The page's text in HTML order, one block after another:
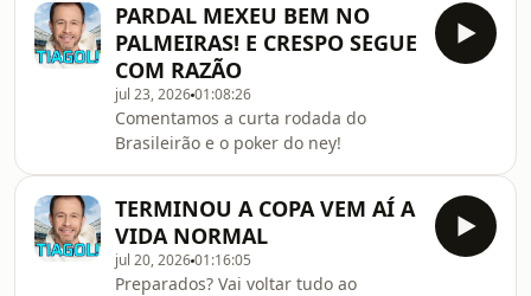
PARDAL MEXEU BEM NO
PALMEIRAS! E CRESPO SEGUE
COM RAZÃO
jul 23, 202601:08:26
Comentamos a curta rodada do
Brasileirão e o poker do ney!
TERMINOU A COPA VEM AÍ A
VIDA NORMAL
jul 20, 202601:16:05
Preparados? Vai voltar tudo ao